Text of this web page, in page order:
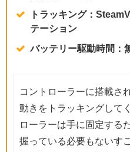
トラッキング：
テーション
バッテリー駆動時間：
コントローラーに搭載さ
動きをトラッキングして
ローラーは手に固定する
握っている必要もないす